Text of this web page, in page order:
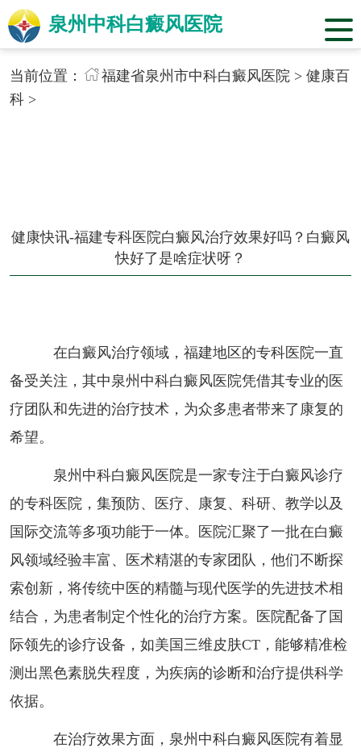
泉州中科白癜风医院
当前位置： 福建省泉州市中科白癜风医院> 健康百
科>
健康快讯-福建专科医院白癜风治疗效果好吗？白癜风
快好了是啥症状呀？
在白癜风治疗领域，福建地区的专科医院一直
备受关注，其中泉州中科白癜风医院凭借其专业的医
疗团队和先进的治疗技术，为众多患者带来了康复的
希望。
泉州中科白癜风医院是一家专注于白癜风诊疗
的专科医院，集预防、医疗、康复、科研、教学以及
国际交流等多项功能于一体。医院汇聚了一批在白癜
风领域经验丰富、医术精湛的专家团队，他们不断探
索创新，将传统中医的精髓与现代医学的先进技术相
结合，为患者制定个性化的治疗方案。医院配备了国
际领先的诊疗设备，如美国三维皮肤CT，能够精准检
测出黑色素脱失程度，为疾病的诊断和治疗提供科学
依据。
在治疗效果方面，泉州中科白癜风医院有着显